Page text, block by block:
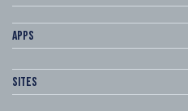
Apps
Sites